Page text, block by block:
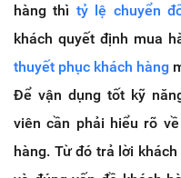
hàng thì tỷ lệ chuyển
khách quyết định mua
thuyết phục khách hàng
Để vận dụng tốt kỹ
viên cần phải hiểu rõ
hàng. Từ đó trả lời